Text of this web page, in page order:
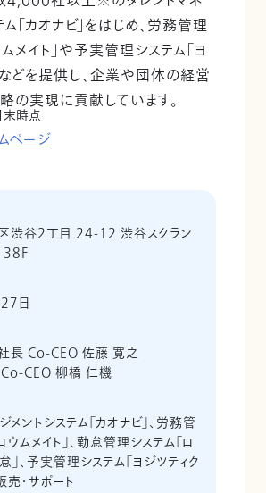
ム「カオナビ」をはじめ、労務管理
メイト」や予実管理システム「ヨ
などを提供し、企業や団体の経営
の実現に貢献しています。
時点
ページ
渋谷2丁目 24-12 渋谷スクラン
38F
日
長 Co-CEO 佐藤 寛之
CEO 柳橋 仁機
メントシステム「カオナビ」、労務管
ウムメイト」、勤怠管理システム「ロ
」、予実管理システム「ヨジツティク
売・サポート